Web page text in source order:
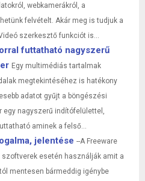
webkamerákról, a
felvételt. Akár meg is tudjuk a
szerkesztő funkciót is...
futtatható nagyszerű
Egy multimédiás tartalmak
megtekintéséhez is hatékony
adatot gyűjt a böngészési
egy nagyszerű indítófelülettel,
aminek a felső...
jelentése --A Freeware
esetén használják amit a
mentesen bármeddig igénybe